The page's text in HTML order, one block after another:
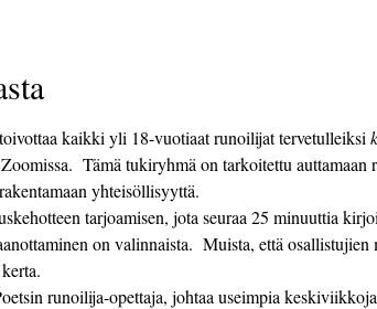
kaikki yli 18-vuotiaat runoilijat tervetulleiksi
Tämä tukiryhmä on tarkoitettu auttamaan
yhteisöllisyyttä.
on valinnaista.  Muista, että